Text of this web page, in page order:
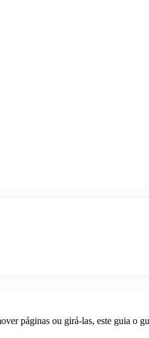
páginas ou girá-las, este guia o